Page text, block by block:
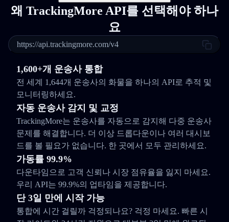
왜 TrackingMore API를 선택해야 하나
요
https://api.trackingmore.com/v4
1,600+개 운송사 통합
전 세계 1,644개 운송사의 화물을 하나의 API로 추적 및
모니터링하세요.
자동 운송사 감지 및 교정
TrackingMore는 운송사를 자동으로 감지해 다중 운송사
문제를 해결합니다. 더 이상 드롭다운이나 여러 대시보
드를 볼 필요가 없습니다. 한 곳에서 모두 관리하세요.
가동률 99.9%
다운타임으로 고객 신뢰나 시장 점유율을 잃지 마세요.
우리 API는 99.9%의 업타임을 제공합니다.
단 3일 만에 시작 가능
통합에 시간 걸릴까 걱정되나요? 걱정 마세요. 빠른 시